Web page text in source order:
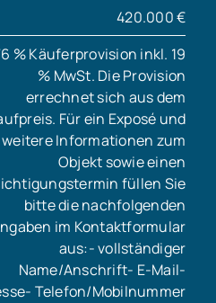
420.000 €
% Käuferprovision inkl. 19
% MwSt. Die Provision
errechnet sich aus dem
Für ein Exposé und
weitere Informationen zum
Objekt sowie einen
füllen Sie
bitte die nachfolgenden
im Kontaktformular
aus:- vollständiger
Name/Anschrift- E-Mail-
Telefon/Mobilnummer